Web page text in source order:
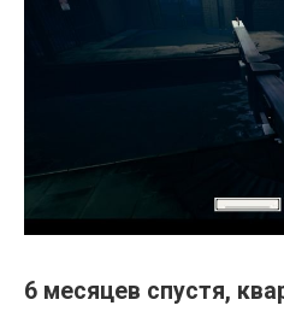
6 месяцев спустя,